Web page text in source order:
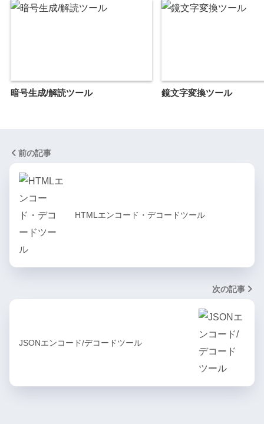
暗号生成/解読ツール 鏡文字変換ツール
前の記事
HTMLエンコード・デコードツール
次の記事
JSONエンコード/デコードツール